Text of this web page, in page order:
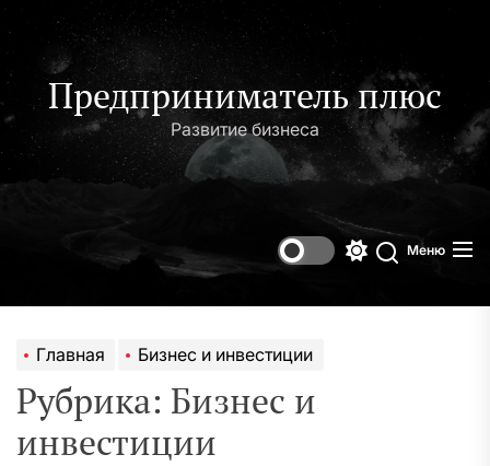
содержимому
Предприниматель плюс
Развитие бизнеса
Поиск
Меню
Главная Бизнес и инвестиции
Рубрика: Бизнес и
инвестиции